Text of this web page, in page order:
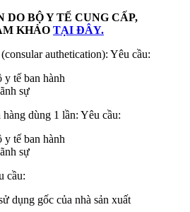
DO BỘ Y TẾ CUNG CẤP,
KHẢO TẠI ĐÂY.
authetication): Yêu cầu:
y tế ban hành
sự
dùng 1 lần: Yêu cầu:
y tế ban hành
sự
cầu:
dụng gốc của nhà sản xuất